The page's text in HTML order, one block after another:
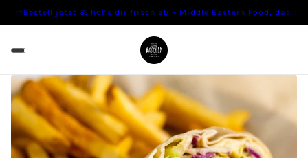
Bestell jetzt & hol’s dir frisch ab – Middle Eastern Food, das